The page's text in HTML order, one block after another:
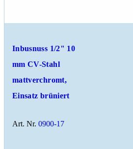
Inbusnuss 1/2" 10
mm CV-Stahl
mattverchromt,
Einsatz brüniert
Art. Nr. 0900-17